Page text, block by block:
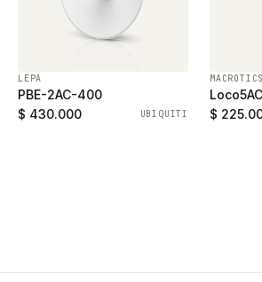
LEPA
PBE-2AC-400
$ 430.000
UBIQUITI
MACROTICS
Loco5AC
$